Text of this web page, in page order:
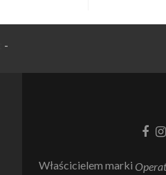
-
Link
Właścicielem marki